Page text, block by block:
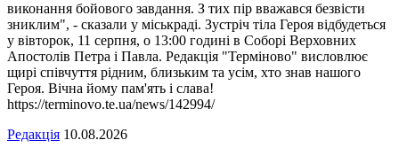
виконання бойового завдання. З тих пір вважався безвісти
зниклим", - сказали у міськраді. Зустріч тіла Героя відбудеться
у вівторок, 11 серпня, о 13:00 годині в Соборі Верховних
Апостолів Петра і Павла. Редакція "Терміново" висловлює
щирі співчуття рідним, близьким та усім, хто знав нашого
Героя. Вічна йому пам'ять і слава!
https://terminovo.te.ua/news/142994/
Редакція 10.08.2026